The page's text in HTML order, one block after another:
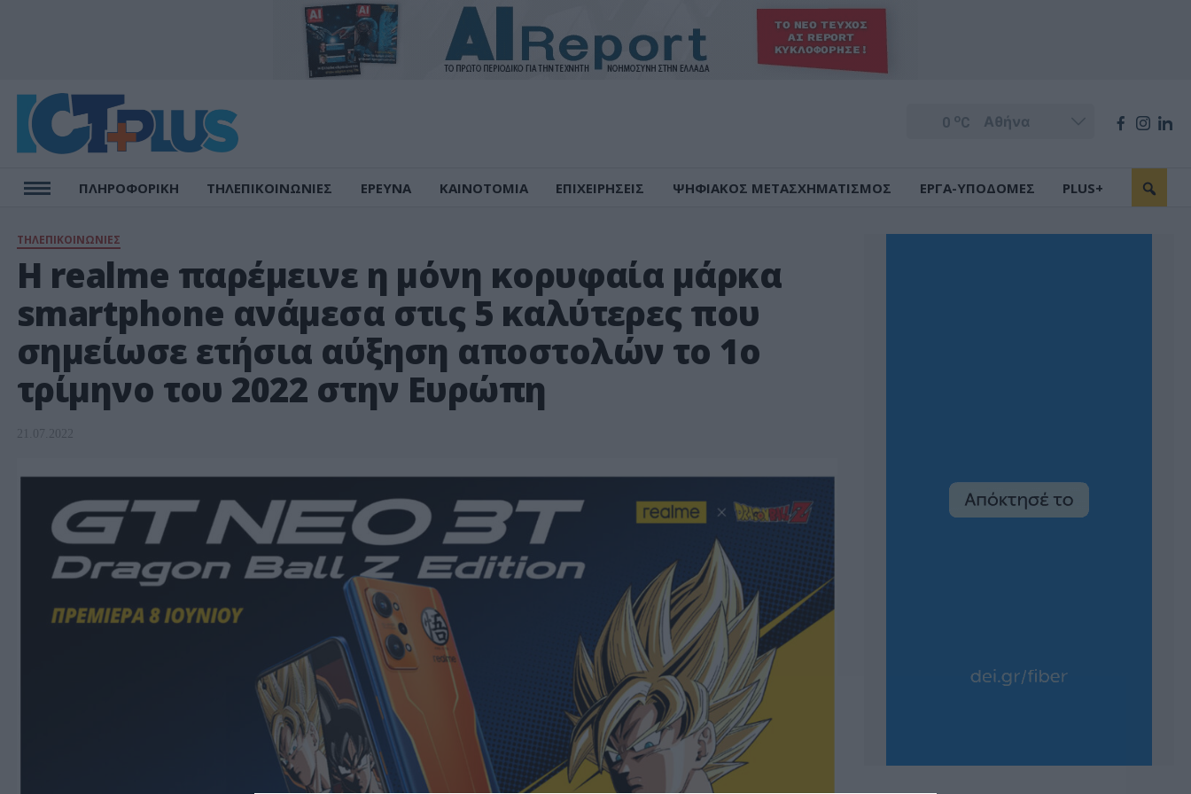
0 oC
ΠΛΗΡΟΦΟΡΙΚΗ ΤΗΛΕΠΙΚΟΙΝΩΝΙΕΣ ΕΡΕΥΝΑ ΚΑΙΝΟΤΟΜΙΑ ΕΠΙΧΕΙΡΗΣΕΙΣ ΨΗΦΙΑΚΟΣ ΜΕΤΑΣΧΗΜΑΤΙΣΜΟΣ ΕΡΓΑ-ΥΠΟΔΟΜΕΣ PLUS+
ΤΗΛΕΠΙΚΟΙΝΩΝΙΕΣ
Η realme παρέμεινε η μόνη κορυφαία μάρκα
smartphone ανάμεσα στις 5 καλύτερες που
σημείωσε ετήσια αύξηση αποστολών το 1ο
τρίμηνο του 2022 στην Ευρώπη
21.07.2022